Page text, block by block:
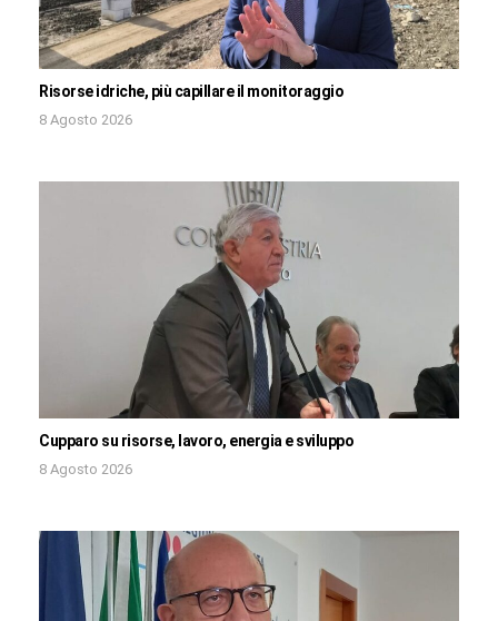
Risorse idriche, più capillare il monitoraggio
8 Agosto 2026
Cupparo su risorse, lavoro, energia e sviluppo
8 Agosto 2026